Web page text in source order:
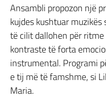
Ansambli propozon një
kujdes kushtuar
të cilit dallohen për
kontraste të forta
instrumental. Programi
e tij më të famshme, si
Maria.